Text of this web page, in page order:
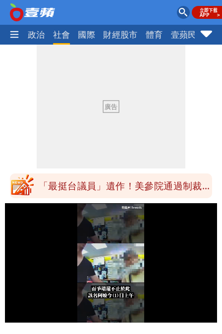
生活 政治 社會 國際 財經股市 體育 壹蘋民調
盪 這幾區飆豪雨
「最挺台議員」遺作！美參院通過制裁
案 重課俄羅斯500%關稅
「白海豚」雨炸8縣市！逼近台灣恐擺
盪 這幾區飆豪雨
Loaded:
66.39%